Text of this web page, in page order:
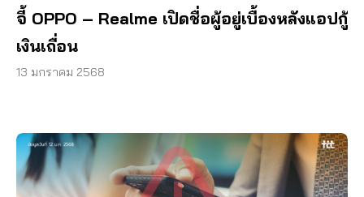
จี้ OPPO – Realme เปิดชื่อผู้อยู่เบื้องหลังแอปกู้
เงินเถื่อน
13 มกราคม 2568